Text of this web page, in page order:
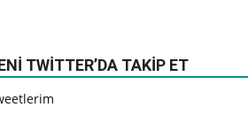
TWITTER’DA TAKIP ET